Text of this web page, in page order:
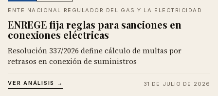
ENTE NACIONAL REGULADOR DEL GAS Y LA ELECTRICIDAD
ENREGE fija reglas para sanciones en
conexiones eléctricas
Resolución 337/2026 define cálculo de multas por
retrasos en conexión de suministros
VER ANÁLISIS → 31 DE JULIO DE 2026